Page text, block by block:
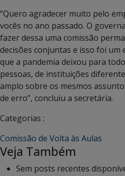
“Quero agradecer muito pelo
vocês no ano passado. O
fazer dessa uma comissão
decisões conjuntas e isso foi
que a pandemia deixou para
pessoas, de instituições
amplo sobre os mesmos
de erro”, concluiu a secretária.
Categorias :
Comissão de Volta às Aulas
Veja Também
Sem posts recentes